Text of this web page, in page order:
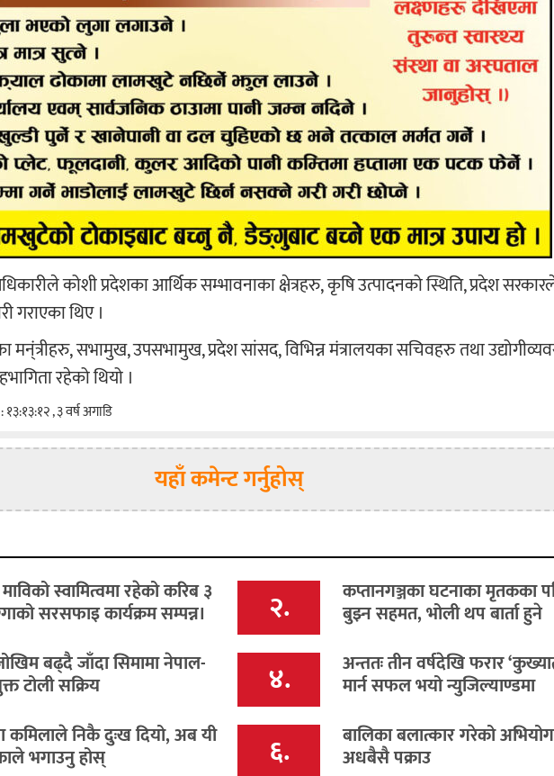
कोशी प्रदेशका आर्थिक सम्भावनाका क्षेत्रहरु, कृषि उत्पादनको स्थिति, प्रदेश
गराएका थिए ।
मन्ंत्रीहरु, सभामुख, उपसभामुख, प्रदेश सांसद, विभिन्न मंत्रालयका सचिवहरु तथा
रहेको थियो ।
, ३ वर्ष अगाडि
यहाँ कमेन्ट गर्नुहोस्
स्वामित्वमा रहेको करिब ३
सरसफाइ कार्यक्रम सम्पन्न। २. कप्तानगञ्जका घटनाका मृतकका
बुझ्न सहमत, भोली थप बार्ता हुने
बढ्दै जाँदा सिमामा नेपाल-
टोली सक्रिय ४. अन्ततः तीन वर्षदेखि फरार
मार्न सफल भयो न्युजिल्याण्डमा
कमिलाले निकै दुःख दियो, अब यी
भगाउनु होस् ६. बालिका बलात्कार गरेको
अधबैसै पक्राउ